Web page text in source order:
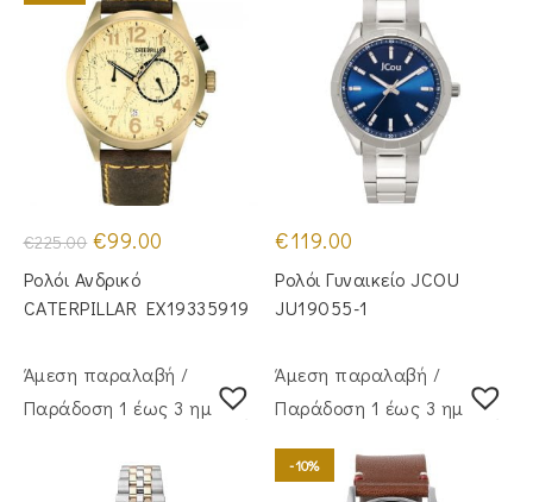
€225.00 Original
price
was:
€225.00.
€99.00
€99.00.
Ρολόι Ανδρικό
CATERPILLAR EX19335919
€119.00
Ρολόι Γυναικείο JCOU
JU19055-1
Άμεση παραλαβή /
Παράδoση 1 έως 3 ημέρες
Άμεση παραλαβή /
Παράδoση 1 έως 3 ημέρες
-10%